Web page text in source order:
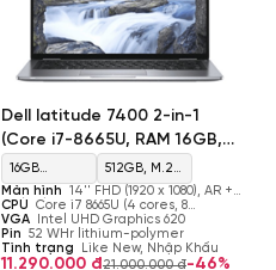
Dell latitude 7400 2-in-1
(Core i7-8665U, RAM 16GB,
SSD 512GB, Intel UHD
Graphics 620, Màn 14'' FHD
Touch)
16GB
LPDDR3
2133 MHz
Max 32GB
512GB, M.2,
PCIe NVMe,
SSD
Màn hình 14'' FHD (1920 x 1080), AR +
AS (16:9) WVA SLP Narrow order, Touch,
60Hz
CPU Core i7 8665U (4 cores, 8
threads, 1.90 GHz - 4.80 Ghz, 8MB
Cache)
VGA
Intel UHD Graphics 620
Pin 52 WHr lithium-polymer
Tình trạng
Like New, Nhập Khẩu
11.290.000 đ21.000.000 đ-46%